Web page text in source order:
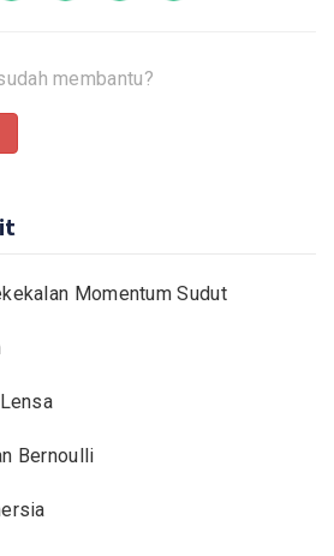
membantu?
Momentum Sudut
Bernoulli